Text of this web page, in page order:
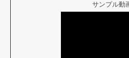
サンプル動